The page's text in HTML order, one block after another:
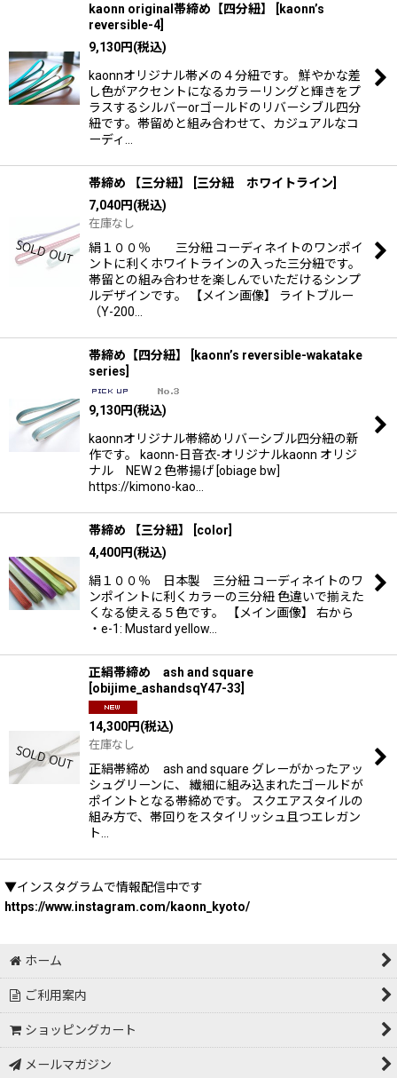
kaonn original帯締め【四分紐】
kaonn’s
reversible-4]
9,130円(税込)
kaonnオリジナル帯〆の４分紐です。 鮮やかな差
し色がアクセントになるカラーリングと輝きをプ
ラスするシルバーorゴールドのリバーシブル四分
紐です。帯留めと組み合わせて、カジュアルなコ
ーディ…
帯締め 【三分紐】 三分紐 ホワイトライン
7,040円(税込)
在庫なし
絹１００％ 三分紐 コーディネイトのワンポイ
ントに利くホワイトラインの入った三分紐です。
帯留との組み合わせを楽しんでいただけるシンプ
ルデザインです。 【メイン画像】 ライトブルー
（Y-200…
帯締め【四分紐】
kaonn’s reversible-wakatake
series
9,130円(税込)
kaonnオリジナル帯締めリバーシブル四分紐の新
作です。 kaonn-日音衣-オリジナルkaonn オリジ
ナル NEW２色帯揚げ [obiage bw]
https://kimono-kao…
帯締め 【三分紐】 color
4,400円(税込)
絹１００％ 日本製 三分紐 コーディネイトのワ
ンポイントに利くカラーの三分紐 色違いで揃えた
くなる使える５色です。 【メイン画像】 右から
・e-1: Mustard yellow…
正絹帯締め ash and square
obijime_ashandsqY47-33
14,300円(税込)
在庫なし
正絹帯締め ash and square グレーがかったアッ
シュグリーンに、 繊細に組み込まれたゴールドが
ポイントとなる帯締めです。 スクエアスタイルの
組み方で、帯回りをスタイリッシュ且つエレガン
ト…
▼インスタグラムで情報配信中です
https://www.instagram.com/kaonn_kyoto/
ホーム
ご利用案内
ショッピングカート
メールマガジン